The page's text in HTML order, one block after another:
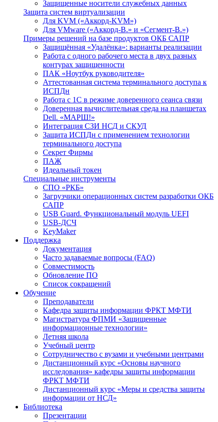
Защищенные носители служебных данных
Защита систем виртуализации
Для KVM («Аккорд-KVM»)
Для VMware («Аккорд-В.» и «Сегмент-В.»)
Примеры решений на базе продуктов ОКБ САПР
Защищённая «Удалёнка»: варианты реализации
Работа с одного рабочего места в двух разных
контурах защищенности
ПАК «Ноутбук руководителя»
Аттестованная система терминального доступа к
ИСПДн
Работа с 1С в режиме доверенного сеанса связи
Доверенная вычислительная среда на планшетах
Dell. «МАРШ!»
Интеграция СЗИ НСД и СКУД
Защита ИСПДн с применением технологии
терминального доступа
Секрет Фирмы
ПАЖ
Идеальный токен
Специальные инструменты
СПО «РКБ»
Загрузчики операционных систем разработки ОКБ
САПР
USB Guard. Функциональный модуль UEFI
USB-ДСЧ
KeyMaker
Поддержка
Документация
Часто задаваемые вопросы (FAQ)
Совместимость
Обновление ПО
Список сокращений
Обучение
Преподаватели
Кафедра защиты информации ФРКТ МФТИ
Магистратура ФПМИ «Защищенные
информационные технологии»
Летняя школа
Учебный центр
Сотрудничество с вузами и учебными центрами
Дистанционный курс «Основы научного
исследования» кафедры защиты информации
ФРКТ МФТИ
Дистанционный курс «Меры и средства защиты
информации от НСД»
Библиотека
Презентации